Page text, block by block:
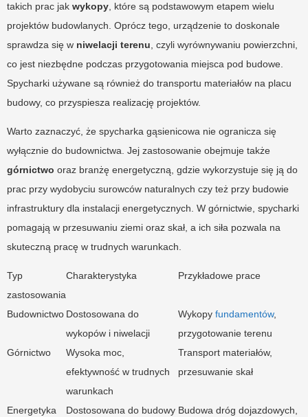
takich prac jak wykopy, które są podstawowym etapem wielu
projektów budowlanych. Oprócz tego, urządzenie to doskonale
sprawdza się w niwelacji terenu, czyli wyrównywaniu powierzchni,
co jest niezbędne podczas przygotowania miejsca pod budowe.
Spycharki używane są również do transportu materiałów na placu
budowy, co przyspiesza realizację projektów.
Warto zaznaczyć, że spycharka gąsienicowa nie ogranicza się
wyłącznie do budownictwa. Jej zastosowanie obejmuje także
górnictwo oraz branżę energetyczną, gdzie wykorzystuje się ją do
prac przy wydobyciu surowców naturalnych czy też przy budowie
infrastruktury dla instalacji energetycznych. W górnictwie, spycharki
pomagają w przesuwaniu ziemi oraz skał, a ich siła pozwala na
skuteczną pracę w trudnych warunkach.
Typ
zastosowania
Charakterystyka Przykładowe prace
Budownictwo Dostosowana do
wykopów i niwelacji
Wykopy fundamentów,
przygotowanie terenu
Górnictwo
Wysoka moc,
efektywność w trudnych
warunkach
Transport materiałów,
przesuwanie skał
Energetyka
Dostosowana do budowy Budowa dróg dojazdowych,